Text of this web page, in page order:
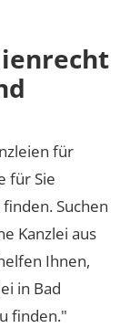
für
für Sie
Suchen
Kanzlei aus
Ihnen,
in Bad
finden."